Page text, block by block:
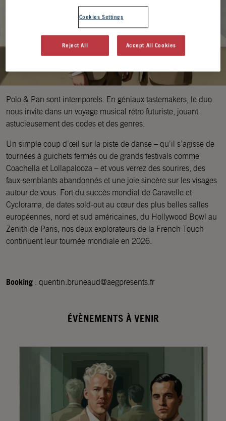
Polo & Pan sont intemporels. En géniaux tastemakers, le duo
nous invite dans un voyage musical rétro futuriste, jouant
astucieusement des codes et des genres.
Un simple coup d’œil sur la piste de danse – qu’il s’agisse de
tournées à guichets fermés ou de grands festivals comme
Coachella et Lollapalooza – et vous verrez des sourires, des
faux-semblants abandonnés et une joie sincère sur les visages
autour de vous. Fort du succès mondial de Caravelle et
Cyclorama, de dates sold-out au cœur des plus belles salles
européennes, nord et sud américaines, du Hollywood Bowl au
Zenith de Paris, nos deux explorateurs de la French Touch
continuent leur tournée mondiale en 2026.
Booking : quentin.bruneaud@aegpresents.fr
ÉVÈNEMENTS À VENIR
Cookies Settings
Reject All Accept All Cookies